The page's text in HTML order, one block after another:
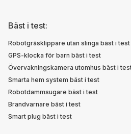
Bäst i test:
Robotgräsklippare utan slinga bäst i test
GPS-klocka för barn bäst i test
Övervakningskamera utomhus bäst i
Smarta hem system bäst i test
Robotdammsugare bäst i test
Brandvarnare bäst i test
Smart plug bäst i test